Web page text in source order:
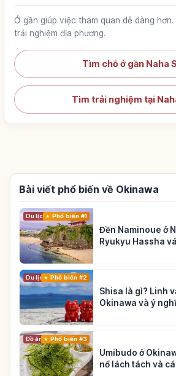
Ở gần giúp việc tham quan dễ dàng
trải nghiệm địa phương.
Tìm chỗ ở gần Naha
Tìm trải nghiệm tại
Bài viết phổ biến về Okinawa
Du lịch Phổ biến #1
Đền Naminoue ở
Ryukyu Hassha
Du lịch Phổ biến #2
Shisa là gì? Linh
Okinawa và ý
Đồ ăn Phổ biến #3
Umibudo ở
nổ lách tách và